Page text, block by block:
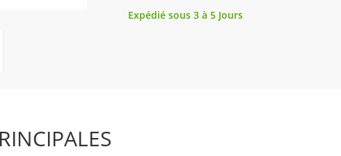
Expédié sous 3 à 5 Jours